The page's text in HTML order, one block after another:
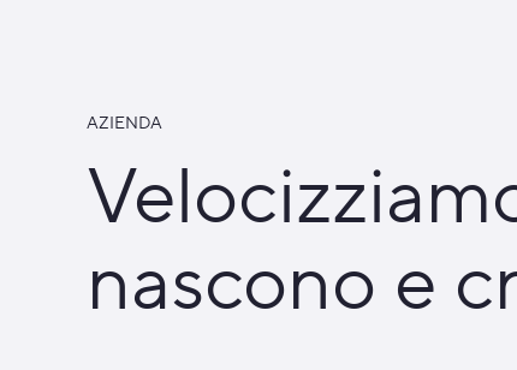
AZIENDA
nascono e